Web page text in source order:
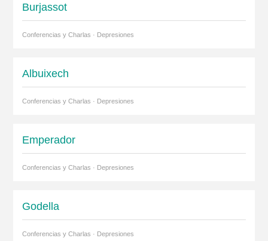
Burjassot
Conferencias y Charlas · Depresiones
Albuixech
Conferencias y Charlas · Depresiones
Emperador
Conferencias y Charlas · Depresiones
Godella
Conferencias y Charlas · Depresiones